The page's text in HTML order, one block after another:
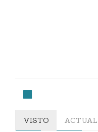
VISTO ACTUAL